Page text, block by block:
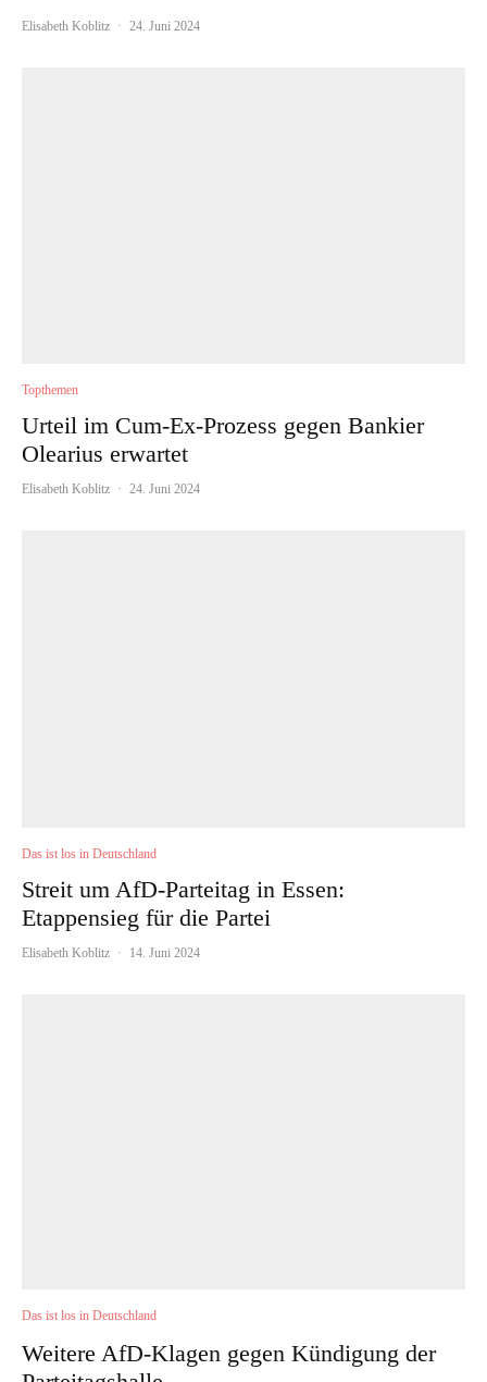
Elisabeth Koblitz · 24. Juni 2024
Topthemen
Urteil im Cum-Ex-Prozess gegen Bankier
Olearius erwartet
Elisabeth Koblitz · 24. Juni 2024
Das ist los in Deutschland
Streit um AfD-Parteitag in Essen:
Etappensieg für die Partei
Elisabeth Koblitz · 14. Juni 2024
Das ist los in Deutschland
Weitere AfD-Klagen gegen Kündigung der